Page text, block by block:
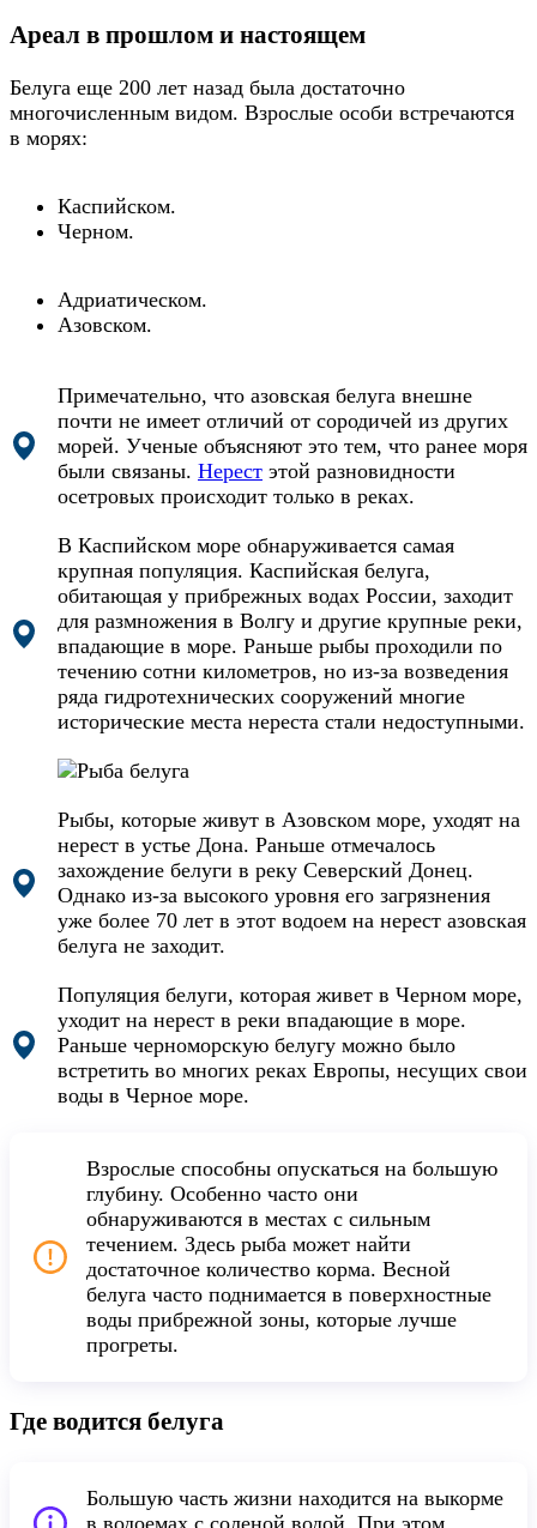
Ареал в прошлом и настоящем
Белуга еще 200 лет назад была достаточно
многочисленным видом. Взрослые особи встречаются
в морях:
Каспийском.
Черном.
Адриатическом.
Азовском.
Примечательно, что азовская белуга внешне
почти не имеет отличий от сородичей из других
морей. Ученые объясняют это тем, что ранее моря
были связаны. Нерест этой разновидности
осетровых происходит только в реках.
В Каспийском море обнаруживается самая
крупная популяция. Каспийская белуга,
обитающая у прибрежных водах России, заходит
для размножения в Волгу и другие крупные реки,
впадающие в море. Раньше рыбы проходили по
течению сотни километров, но из-за возведения
ряда гидротехнических сооружений многие
исторические места нереста стали недоступными.
Рыбы, которые живут в Азовском море, уходят на
нерест в устье Дона. Раньше отмечалось
захождение белуги в реку Северский Донец.
Однако из-за высокого уровня его загрязнения
уже более 70 лет в этот водоем на нерест азовская
белуга не заходит.
Популяция белуги, которая живет в Черном море,
уходит на нерест в реки впадающие в море.
Раньше черноморскую белугу можно было
встретить во многих реках Европы, несущих свои
воды в Черное море.
Взрослые способны опускаться на большую
глубину. Особенно часто они
обнаруживаются в местах с сильным
течением. Здесь рыба может найти
достаточное количество корма. Весной
белуга часто поднимается в поверхностные
воды прибрежной зоны, которые лучше
прогреты.
Где водится белуга
Большую часть жизни находится на выкорме
в водоемах с соленой водой. При этом